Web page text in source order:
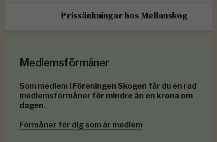
Prissänkningar hos Mellanskog
Medlemsförmåner
Som medlem i Föreningen Skogen får du en rad
medlemsförmåner för mindre än en krona om
dagen.
Förmåner för dig som är medlem